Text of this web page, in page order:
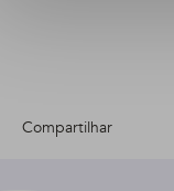
Compartilhar